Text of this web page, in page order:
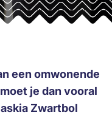
een omwonende
je dan vooral
Zwartbol